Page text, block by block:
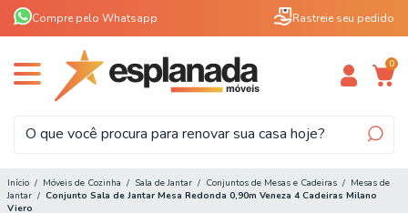
Compre pelo Whatsapp Rastreie seu pedido
0
Início / Móveis de Cozinha / Sala de Jantar / Conjuntos de Mesas e Cadeiras / Mesas de
Jantar / Conjunto Sala de Jantar Mesa Redonda 0,90m Veneza 4 Cadeiras Milano
Viero